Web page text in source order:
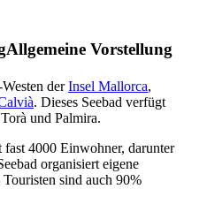
Allgemeine Vorstellung
derInsel Mallorca,
. Dieses Seebad verfügt
Torà und Palmira.
4000 Einwohner, darunter
organisiert eigene
sind auch 90%